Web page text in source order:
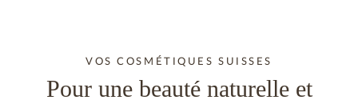
VOS COSMÉTIQUES SUISSES
Pour une beauté naturelle et